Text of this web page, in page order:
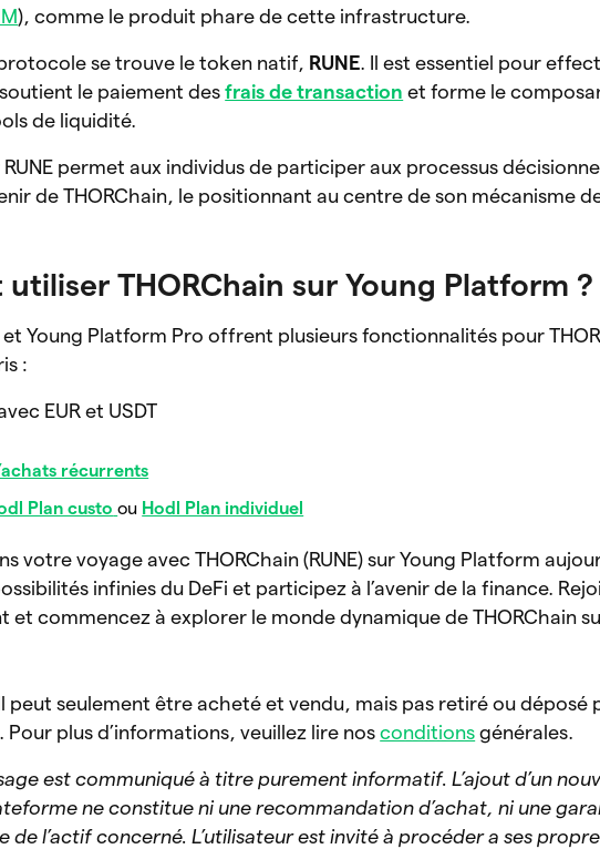
), comme le produit phare de cette infrastructure.
se trouve le token natif, RUNE. Il est essentiel pour
le paiement des frais de transaction et forme le
de liquidité.
permet aux individus de participer aux processus
de THORChain, le positionnant au centre de son mécanisme
THORChain sur Young Platform ?
Young Platform Pro offrent plusieurs fonctionnalités pour
:
EUR et USDT
récurrents
Plan custo ou Hodl Plan individuel
votre voyage avec THORChain (RUNE) sur Young Platform
infinies du DeFi et participez à l’avenir de la finance.
et commencez à explorer le monde dynamique de THORChain
peut seulement être acheté et vendu, mais pas retiré ou déposé
Pour plus d’informations, veuillez lire nosconditions générales.
est communiqué à titre purement informatif. L’ajout d’un
ne constitue ni une recommandation d’achat, ni une
de l’actif concerné. L’utilisateur est invité à procéder a ses